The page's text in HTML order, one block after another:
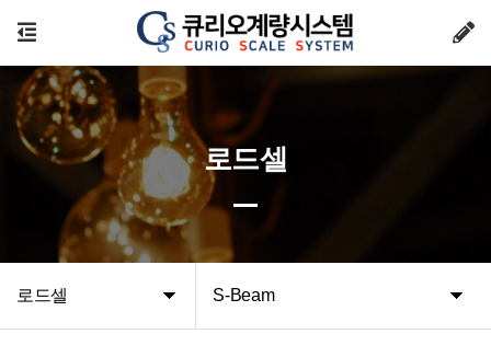
로드셀 S-Beam
로드셀